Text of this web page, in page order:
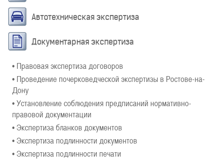
Автотехническая экспертиза
Документарная экспертиза
• Правовая экспертиза договоров
• Проведение почерковедческой экспертизы в Ростове-на-
Дону
• Установление соблюдения предписаний нормативно-
правовой документации
• Экспертиза бланков документов
• Экспертиза подлинности документов
• Экспертиза подлинности печати